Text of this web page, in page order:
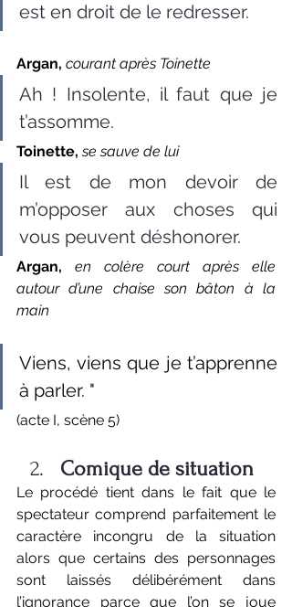
est en droit de le redresser.
Argan, courant après Toinette
Ah ! Insolente, il faut que je
t’assomme.
Toinette, se sauve de lui
Il est de mon devoir de
m’opposer aux choses qui
vous peuvent déshonorer.
Argan,
en colère court après elle
autour d’une chaise son bâton à la
main
Viens, viens que je t’apprenne
à parler. "
(acte I, scène 5)
Comique de situation
Le procédé tient dans le fait que le
spectateur comprend parfaitement le
caractère incongru de la situation
alors que certains des personnages
sont laissés délibérément dans
l’ignorance parce que l’on se joue